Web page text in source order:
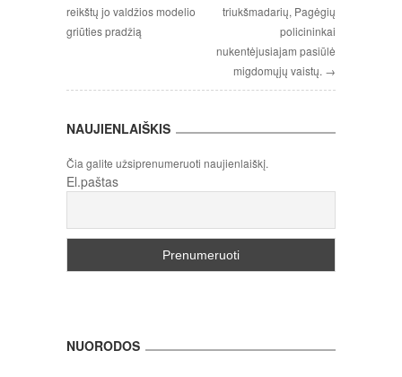
reikštų jo valdžios modelio
griūties pradžią
triukšmadarių, Pagėgių
policininkai
nukentėjusiajam pasiūlė
migdomųjų vaistų. →
NAUJIENLAIŠKIS
Čia galite užsiprenumeruoti naujienlaiškį.
El.paštas
NUORODOS